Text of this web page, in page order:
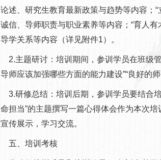
论述、研究生教育最新政策与趋势等内容；
诚信、导师职责与职业素养等内容；“育人
导学关系等内容（详见附件1）。
2.主题研讨：培训期间，参训学员在班级
导师应该加强哪些方面的能力建设”“良好的
3.研修总结：培训后期，参训学员要结合
命担当”的主题撰写一篇心得体会作为本次
宣传展示，学习交流。
五、培训考核